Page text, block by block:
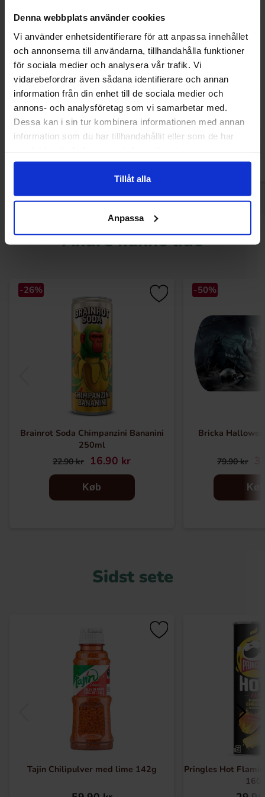
Denna webbplats använder cookies
Vi använder enhetsidentifierare för att anpassa innehållet
och annonserna till användarna, tillhandahålla funktioner
för sociala medier och analysera vår trafik. Vi
vidarebefordrar även sådana identifierare och annan
information från din enhet till de sociala medier och
annons- och analysföretag som vi samarbetar med.
Dessa kan i sin tur kombinera informationen med annan
information som du har tillhandahållit eller som de har
Tillåt alla
Anpassa
Bubs Ovaler Banana 2.8kg
249.90 kr
Køb
Skåne Konfektyr
Andre kunne lide
-26%
Brainrot Soda Chimpanzini Bananini
250ml
22.90 kr 16.90 kr
Køb
-50%
Bricka
79.90 kr
Køb
Sidst sete
Tajin Chilipulver med lime 142g
Pringles Hot